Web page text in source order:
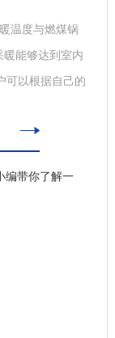
温度与燃煤锅
能够达到室内
以根据自己的
，不会出现燃